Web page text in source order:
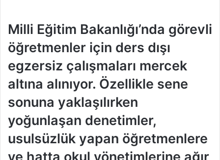
Milli Eğitim Bakanlığı’nda görevli
öğretmenler için ders dışı
egzersiz çalışmaları mercek
altına alınıyor. Özellikle sene
sonuna yaklaşılırken
yoğunlaşan denetimler,
usulsüzlük yapan öğretmenlere
ve hatta okul yönetimlerine ağır